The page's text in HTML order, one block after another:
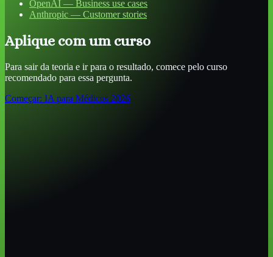
OpenAI — Business use cases
Anthropic — Customer stories
Aplique com um curso
Para sair da teoria e ir para o resultado, comece pelo curso
recomendado para essa pergunta.
Começar: IA para Médicos 2026